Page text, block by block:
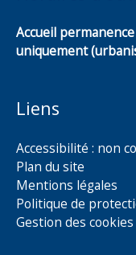
Accueil
uniquement
Liens
Accessibilité : non
Plan du site
Mentions légales
Politique de
Gestion des cookies